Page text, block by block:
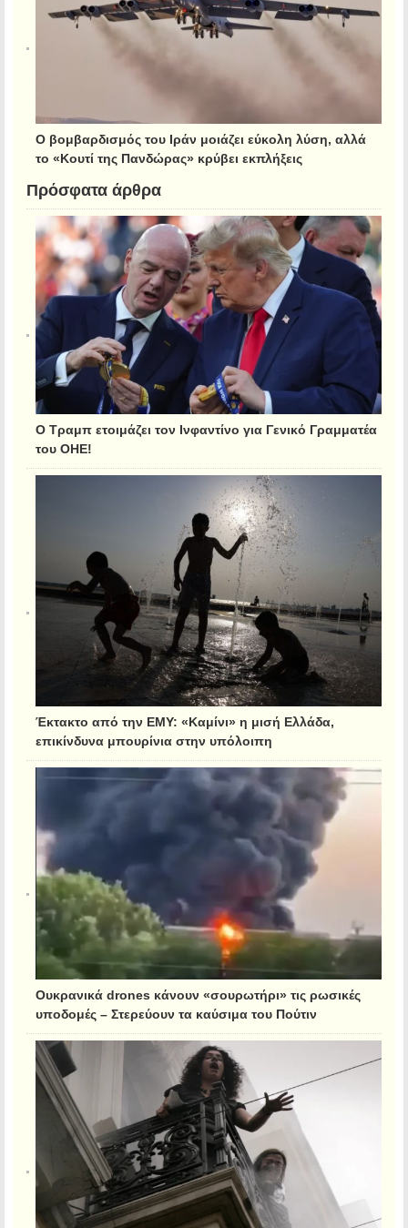
Ο βομβαρδισμός του Ιράν μοιάζει εύκολη λύση, αλλά
το «Κουτί της Πανδώρας» κρύβει εκπλήξεις
Πρόσφατα άρθρα
Ο Τραμπ ετοιμάζει τον Ινφαντίνο για Γενικό Γραμματέα
του ΟΗΕ!
Έκτακτο από την ΕΜΥ: «Καμίνι» η μισή Ελλάδα,
επικίνδυνα μπουρίνια στην υπόλοιπη
Ουκρανικά drones κάνουν «σουρωτήρι» τις ρωσικές
υποδομές – Στερεύουν τα καύσιμα του Πούτιν